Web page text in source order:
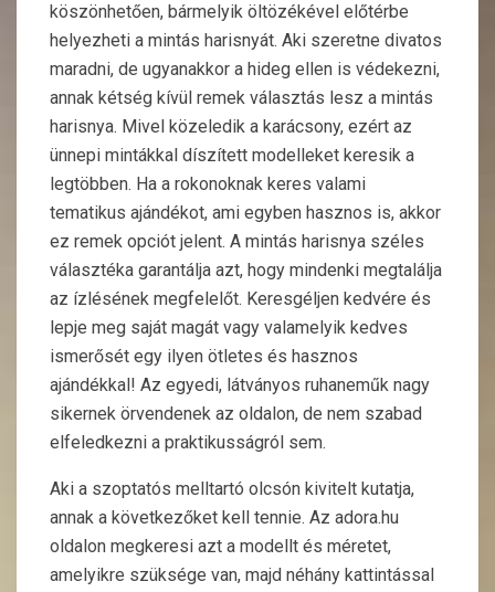
köszönhetően, bármelyik öltözékével előtérbe
helyezheti a mintás harisnyát. Aki szeretne divatos
maradni, de ugyanakkor a hideg ellen is védekezni,
annak kétség kívül remek választás lesz a mintás
harisnya. Mivel közeledik a karácsony, ezért az
ünnepi mintákkal díszített modelleket keresik a
legtöbben. Ha a rokonoknak keres valami
tematikus ajándékot, ami egyben hasznos is, akkor
ez remek opciót jelent. A mintás harisnya széles
választéka garantálja azt, hogy mindenki megtalálja
az ízlésének megfelelőt. Keresgéljen kedvére és
lepje meg saját magát vagy valamelyik kedves
ismerősét egy ilyen ötletes és hasznos
ajándékkal! Az egyedi, látványos ruhaneműk nagy
sikernek örvendenek az oldalon, de nem szabad
elfeledkezni a praktikusságról sem.
Aki a szoptatós melltartó olcsón kivitelt kutatja,
annak a következőket kell tennie. Az adora.hu
oldalon megkeresi azt a modellt és méretet,
amelyikre szüksége van, majd néhány kattintással